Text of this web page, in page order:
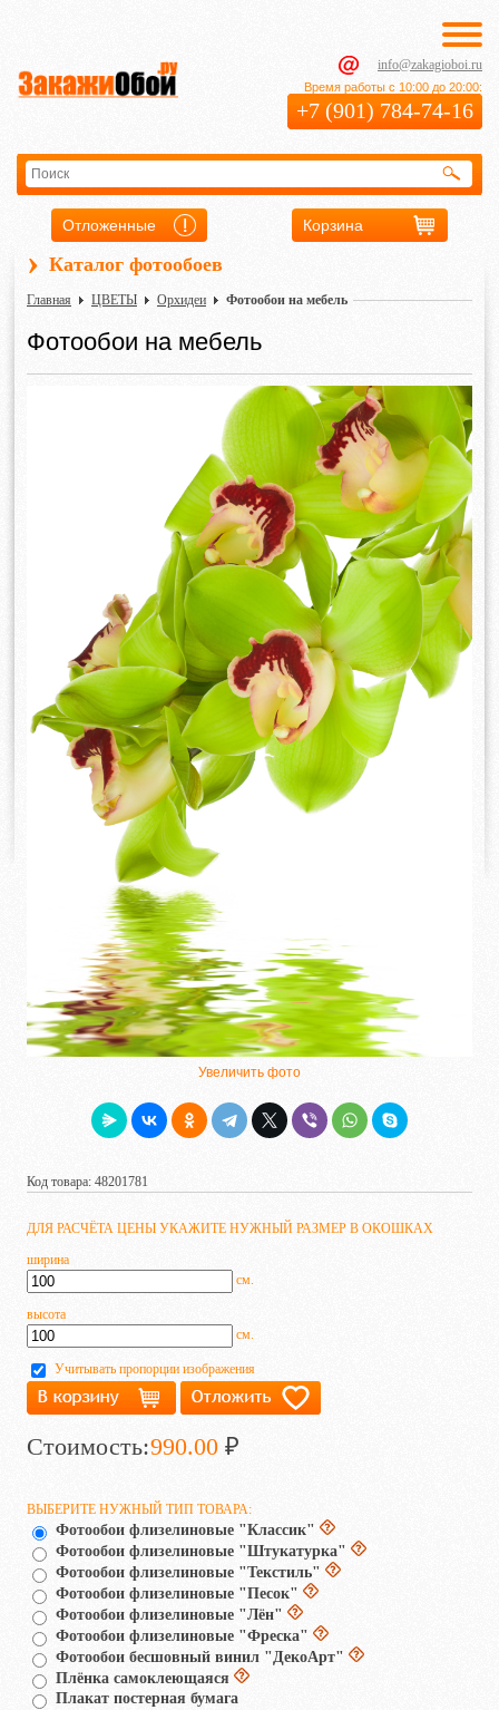
info@zakagioboi.ru
Время работы с 10:00 до 20:00:
+7 (901) 784-74-16
Отложенные Корзина
› Каталог фотообоев
Главная ЦВЕТЫ Орхидеи Фотообои на мебель
Фотообои на мебель
Увеличить фото
Код товара: 48201781
ДЛЯ РАСЧЁТА ЦЕНЫ УКАЖИТЕ НУЖНЫЙ РАЗМЕР В ОКОШКАХ
ширина
см.
высота
см.
Учитывать пропорции изображения
Стоимость:990.00 ₽
ВЫБЕРИТЕ НУЖНЫЙ ТИП ТОВАРА:
Фотообои флизелиновые "Классик"
Фотообои флизелиновые "Штукатурка"
Фотообои флизелиновые "Текстиль"
Фотообои флизелиновые "Песок"
Фотообои флизелиновые "Лён"
Фотообои флизелиновые "Фреска"
Фотообои бесшовный винил "ДекоАрт"
Плёнка самоклеющаяся
Плакат постерная бумага